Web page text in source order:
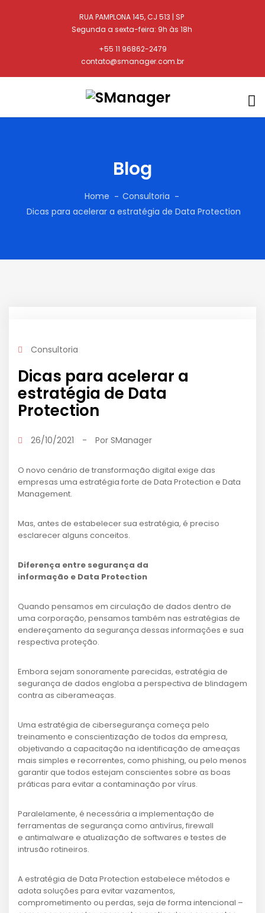
RUA PAMPLONA 145, CJ 513 | SP
Segunda a sexta-feira: 9h às 18h
+55 11 96862-2479
contato@smanager.com.br
Blog
Home
Consultoria
Dicas para acelerar a estratégia de Data Protection
Consultoria
Dicas para acelerar a
estratégia de Data
Protection
26/10/2021 - Por SManager
O novo cenário de transformação digital exige das
empresas uma estratégia forte de Data Protection e Data
Management.
Mas, antes de estabelecer sua estratégia, é preciso
esclarecer alguns conceitos.
Diferença entre segurança da
informação e Data Protection
Quando pensamos em circulação de dados dentro de
uma corporação, pensamos também nas estratégias de
endereçamento da segurança dessas informações e sua
respectiva proteção.
Embora sejam sonoramente parecidas, estratégia de
segurança de dados engloba a perspectiva de blindagem
contra as ciberameaças.
Uma estratégia de cibersegurança começa pelo
treinamento e conscientização de todos da empresa,
objetivando a capacitação na identificação de ameaças
mais simples e recorrentes, como phishing, ou pelo menos
garantir que todos estejam conscientes sobre as boas
práticas para evitar a contaminação por vírus.
Paralelamente, é necessária a implementação de
ferramentas de segurança como antivírus, firewall
e antimalware e atualização de softwares e testes de
intrusão rotineiros.
A estratégia de Data Protection estabelece métodos e
adota soluções para evitar vazamentos,
comprometimento ou perdas, seja de forma intencional –